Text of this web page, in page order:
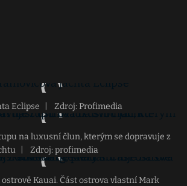
Eclipse Zdroj: Profimedia
na luxusní člun, kterým se dopravuje z
Zdroj: profimedia
Kauai. Část ostrova vlastní Mark